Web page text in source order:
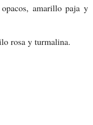
amarillo paja y
rosa y turmalina.